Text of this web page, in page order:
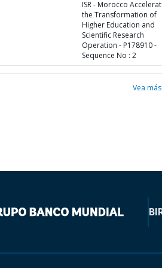
ISR - Morocco
the Transformation of
Higher Education and
Scientific Research
Operation - P178910 -
Sequence No : 2
Vea más